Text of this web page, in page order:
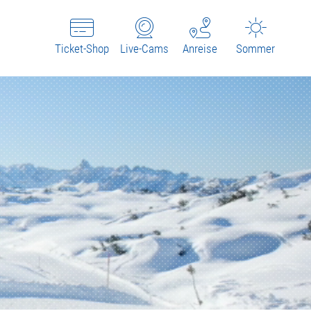
Sommer
Anreise
Live-Cams
Ticket-Shop